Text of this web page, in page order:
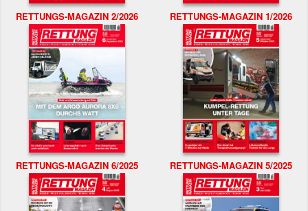
RETTUNGS-MAGAZIN 2/2026 RETTUNGS-MAGAZIN 1/2026
RETTUNGS-MAGAZIN 6/2025 RETTUNGS-MAGAZIN 5/2025